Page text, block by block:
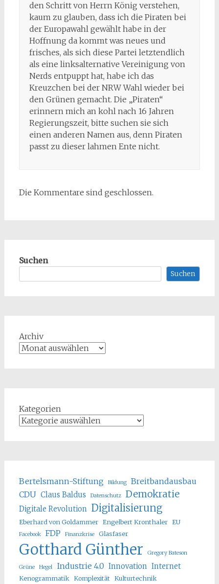
den Schritt von Herrn König verstehen,
kaum zu glauben, dass ich die Piraten bei
der Europawahl gewählt habe in der
Hoffnung da kommt was neues und
frisches, als sich diese Partei letztendlich
als eine linksalternative Vereinigung von
Nerds entpuppt hat, habe ich das
Kreuzchen bei der NRW Wahl wieder bei
den Grünen gemacht. Die „Piraten“
erinnern mich an kohl nach 16 Jahren
Regierungszeit, bitte suchen sie sich
einen anderen Namen aus, denn Piraten
passt zu dieser lahmen Ente nicht.
Die Kommentare sind geschlossen.
Suchen
Suchen
Archiv
Kategorien
Bertelsmann-Stiftung Bildung
Breitbandausbau
CDU Claus Baldus Datenschutz Demokratie
Digitale Revolution Digitalisierung
Eberhard von Goldammer Engelbert Kronthaler EU
Facebook FDP Finanzkrise Glasfaser
Gotthard Günther Gregory Bateson
Grüne Hegel Industrie 4.0 Innovation Internet
Kenogrammatik Komplexität Kulturtechnik